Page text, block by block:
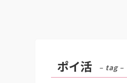
ポイ活 – tag –